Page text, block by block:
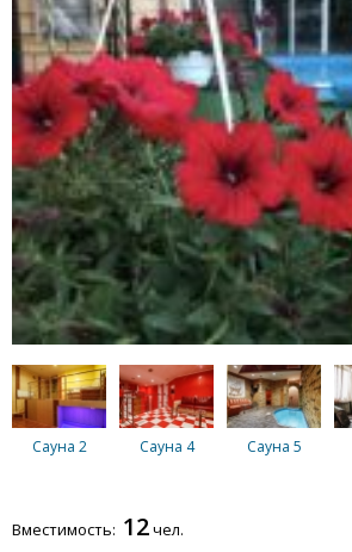
Сауна 2 Сауна 4 Сауна 5
Вместимость: 12чел.